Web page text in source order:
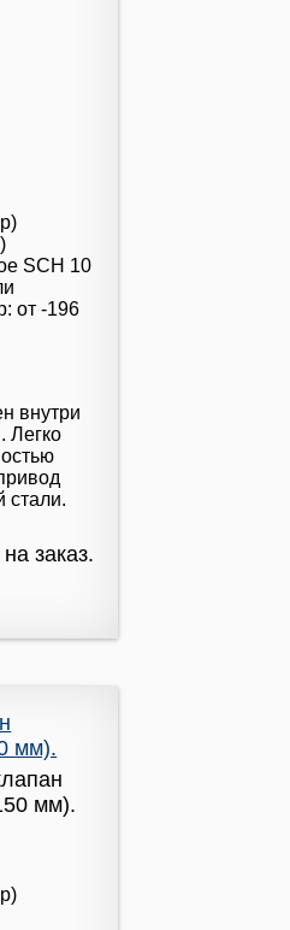
SCH 10
от -196
внутри
Легко
стали.
на заказ.
мм).